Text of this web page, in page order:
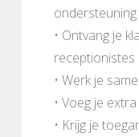
• Ontvang je
receptionistes
• Werk je
• Voeg je
• Krijg je